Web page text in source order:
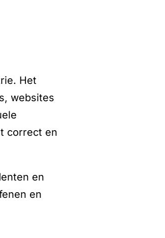
Het
websites
correct en
en
en